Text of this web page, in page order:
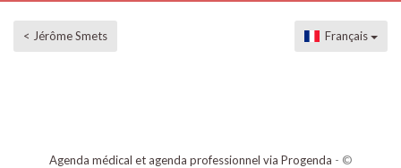
< Jérôme Smets Français
Agenda médical et agenda professionnel via Progenda - ©